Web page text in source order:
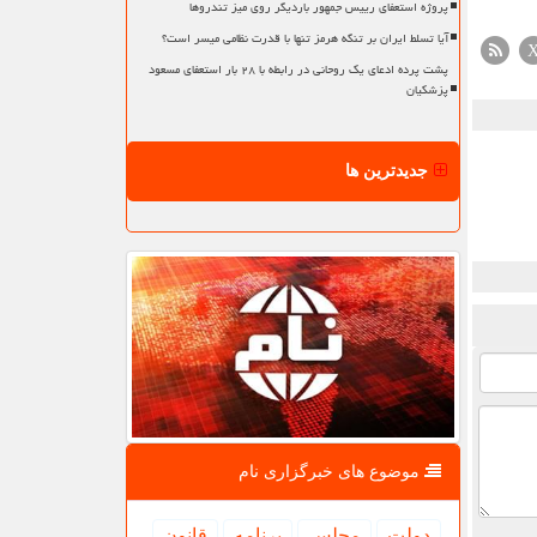
پروژه استعفای رییس جمهور باردیگر روی میز تندروها
آیا تسلط ایران بر تنگه هرمز تنها با قدرت نظامی میسر است؟
پشت پرده ادعای یک روحانی در رابطه با ۲۸ بار استعفای مسعود
پزشکیان
جدیدترین ها
موضوع های خبرگزاری نام